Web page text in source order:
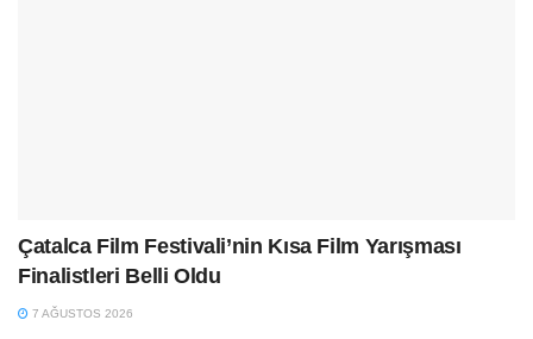
Çatalca Film Festivali’nin Kısa Film Yarışması
Finalistleri Belli Oldu
7 AĞUSTOS 2026